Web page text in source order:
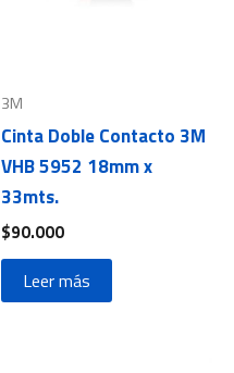
3M
Cinta Doble Contacto 3M
VHB 5952 18mm x
33mts.
$90.000
Leer más